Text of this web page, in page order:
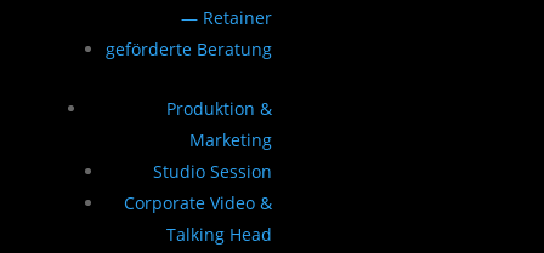
— Retainer
geförderte Beratung
Produktion &
Marketing
Studio Session
Corporate Video &
Talking Head